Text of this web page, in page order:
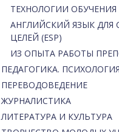
ТЕХНОЛОГИИ
АНГЛИЙСКИЙ ЯЗЫК ДЛЯ
ЦЕЛЕЙ (ESP)
ИЗ ОПЫТА РАБОТЫ
ПЕДАГОГИКА. ПСИХОЛОГИЯ
ПЕРЕВОДОВЕДЕНИЕ
ЖУРНАЛИСТИКА
ЛИТЕРАТУРА И КУЛЬТУРА